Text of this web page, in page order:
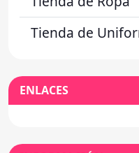
Tienda de
ENLACES